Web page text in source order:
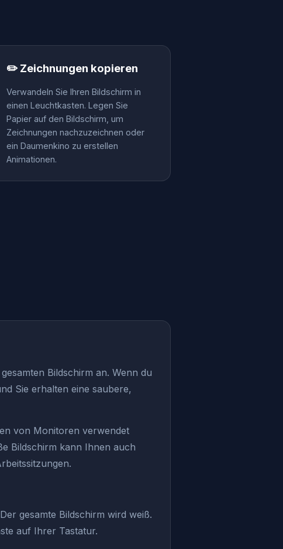
✏️ Zeichnungen kopieren
Verwandeln Sie Ihren Bildschirm in
einen Leuchtkasten. Legen Sie
Papier auf den Bildschirm, um
Zeichnungen nachzuzeichnen oder
ein Daumenkino zu erstellen
Animationen.
Bildschirm an. Wenn du
Sie erhalten eine saubere,
von Monitoren verwendet
Bildschirm kann Ihnen auch
gesamte Bildschirm wird weiß.
auf Ihrer Tastatur.